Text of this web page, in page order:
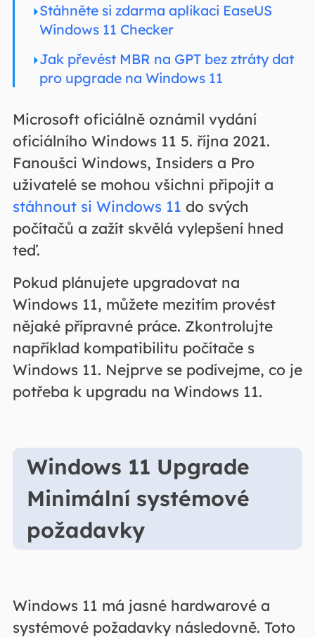
Stáhněte si zdarma aplikaci EaseUS
Windows 11 Checker
Jak převést MBR na GPT bez ztráty dat
pro upgrade na Windows 11
Microsoft oficiálně oznámil vydání
oficiálního Windows 11 5. října 2021.
Fanoušci Windows, Insiders a Pro
uživatelé se mohou všichni připojit a
stáhnout si Windows 11 do svých
počítačů a zažít skvělá vylepšení hned
teď.
Pokud plánujete upgradovat na
Windows 11, můžete mezitím provést
nějaké přípravné práce. Zkontrolujte
například kompatibilitu počítače s
Windows 11. Nejprve se podívejme, co je
potřeba k upgradu na Windows 11.
Windows 11 Upgrade
Minimální systémové
požadavky
Windows 11 má jasné hardwarové a
systémové požadavky následovně. Toto